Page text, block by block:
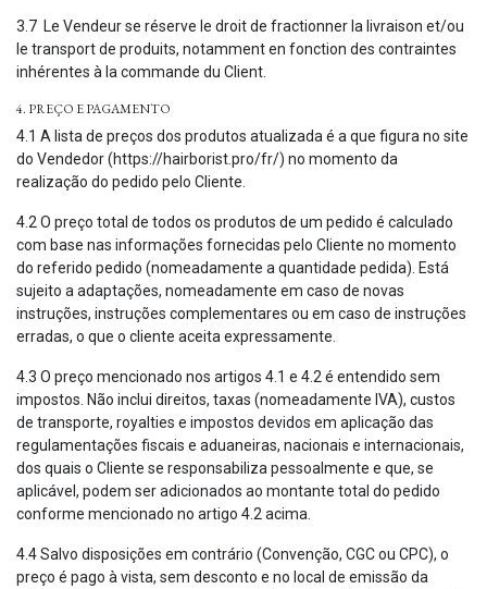
3.7 Le Vendeur se réserve le droit de fractionner la livraison et/ou
le transport de produits, notamment en fonction des contraintes
inhérentes à la commande du Client.
4. PREÇO E PAGAMENTO
4.1 A lista de preços dos produtos atualizada é a que figura no site
do Vendedor (https://hairborist.pro/fr/) no momento da
realização do pedido pelo Cliente.
4.2 O preço total de todos os produtos de um pedido é calculado
com base nas informações fornecidas pelo Cliente no momento
do referido pedido (nomeadamente a quantidade pedida). Está
sujeito a adaptações, nomeadamente em caso de novas
instruções, instruções complementares ou em caso de instruções
erradas, o que o cliente aceita expressamente.
4.3 O preço mencionado nos artigos 4.1 e 4.2 é entendido sem
impostos. Não inclui direitos, taxas (nomeadamente IVA), custos
de transporte, royalties e impostos devidos em aplicação das
regulamentações fiscais e aduaneiras, nacionais e internacionais,
dos quais o Cliente se responsabiliza pessoalmente e que, se
aplicável, podem ser adicionados ao montante total do pedido
conforme mencionado no artigo 4.2 acima.
4.4 Salvo disposições em contrário (Convenção, CGC ou CPC), o
preço é pago à vista, sem desconto e no local de emissão da